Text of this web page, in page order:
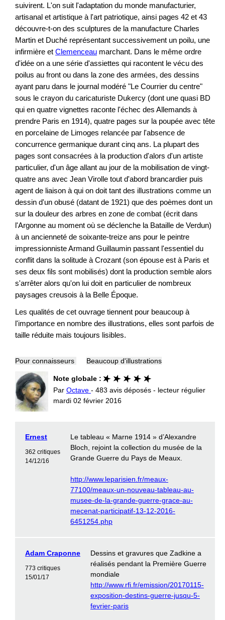
suivirent. L'on suit l'adaptation du monde manufacturier,
artisanal et artistique à l'art patriotique, ainsi pages 42 et 43
découvre-t-on des sculptures de la manufacture Charles
Martin et Duché représentant successivement un poilu, une
infirmière et Clemenceau marchant. Dans le même ordre
d'idée on a une série d'assiettes qui racontent le vécu des
poilus au front ou dans la zone des armées, des dessins
ayant paru dans le journal modéré "Le Courrier du centre"
sous le crayon du caricaturiste Dukercy (dont une quasi BD
qui en quatre vignettes raconte l'échec des Allemands à
prendre Paris en 1914), quatre pages sur la poupée avec tête
en porcelaine de Limoges relancée par l'absence de
concurrence germanique durant cinq ans. La plupart des
pages sont consacrées à la production d'alors d'un artiste
particulier, d'un âge allant au jour de la mobilisation de vingt-
quatre ans avec Jean Virolle tout d'abord brancardier puis
agent de liaison à qui on doit tant des illustrations comme un
dessin d'un obusé (datant de 1921) que des poèmes dont un
sur la douleur des arbres en zone de combat (écrit dans
l'Argonne au moment où se déclenche la Bataille de Verdun)
à un ancienneté de soixante-treize ans pour le peintre
impressionniste Armand Guillaumin passant l'essentiel du
conflit dans la solitude à Crozant (son épouse est à Paris et
ses deux fils sont mobilisés) dont la production semble alors
s'arrêter alors qu'on lui doit en particulier de nombreux
paysages creusois à la Belle Époque.
Les qualités de cet ouvrage tiennent pour beaucoup à
l'importance en nombre des illustrations, elles sont parfois de
taille réduite mais toujours lisibles.
Pour connaisseurs Beaucoup d'illustrations
Note globale :
Par Octave - 483 avis déposés - lecteur régulier
mardi 02 février 2016
Ernest
362 critiques
14/12/16
Le tableau « Marne 1914 » d’Alexandre
Bloch, rejoint la collection du musée de la
Grande Guerre du Pays de Meaux.
http://www.leparisien.fr/meaux-
77100/meaux-un-nouveau-tableau-au-
musee-de-la-grande-guerre-grace-au-
mecenat-participatif-13-12-2016-
6451254.php
Adam Craponne
773 critiques
15/01/17
Dessins et gravures que Zadkine a
réalisés pendant la Première Guerre
mondiale
http://www.rfi.fr/emission/20170115-
exposition-destins-guerre-jusqu-5-
fevrier-paris